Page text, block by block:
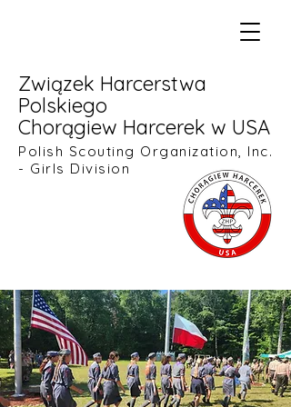
Związek Harcerstwa
Polskiego
Chorągiew Harcerek w USA
Polish Scouting Organization, Inc.
- Girls Division